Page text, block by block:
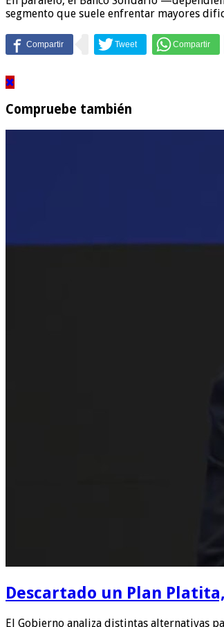
segmento que suele enfrentar mayores
Compruebe también
Descartado un Plan
El Gobierno analiza distintas alternativas